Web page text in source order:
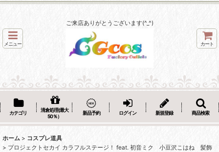
ご来店ありがとうございます(^_^)
メニュー カート
カテゴリ
清倉処理(最大
50％）
新品予約 ログイン 新規登録 商品検索
ホーム > コスプレ道具
> プロジェクトセカイ カラフルステージ！ feat. 初音ミク 小豆沢こはね 髪飾